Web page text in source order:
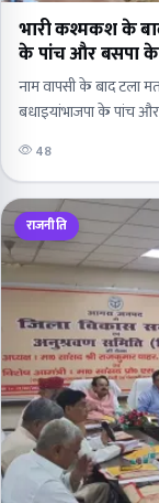
भारी कश्मकश के
के पांच और बसपा के
नाम वापसी के बाद टला
बधाइयांभाजपा के पांच
48
राजनीति